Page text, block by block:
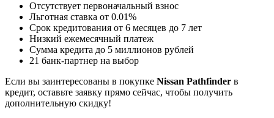
Отсутствует первоначальный взнос
Льготная ставка от 0.01%
Срок кредитования от 6 месяцев до 7 лет
Низкий ежемесячный платеж
Сумма кредита до 5 миллионов рублей
21 банк-партнер на выбор
Если вы заинтересованы в покупке Nissan Pathfinder в
кредит, оставьте заявку прямо сейчас, чтобы получить
дополнительную скидку!